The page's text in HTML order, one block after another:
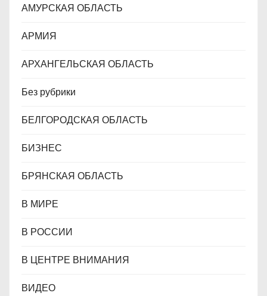
м
АМУРСКАЯ ОБЛАСТЬ
АРМИЯ
АРХАНГЕЛЬСКАЯ ОБЛАСТЬ
Без рубрики
БЕЛГОРОДСКАЯ ОБЛАСТЬ
БИЗНЕС
БРЯНСКАЯ ОБЛАСТЬ
В МИРЕ
В РОССИИ
В ЦЕНТРЕ ВНИМАНИЯ
ВИДЕО